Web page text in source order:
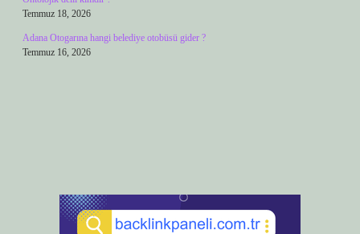
Temmuz 18, 2026
Adana Otogarına hangi belediye otobüsü gider ?
Temmuz 16, 2026